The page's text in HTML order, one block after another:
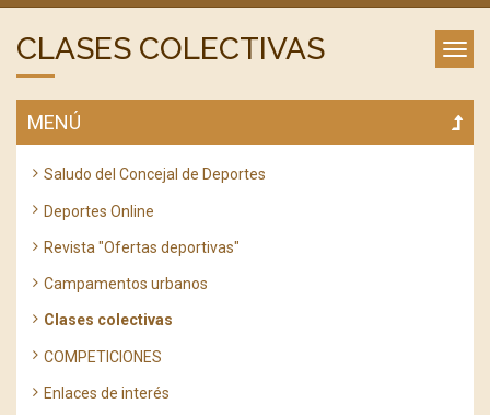
CLASES COLECTIVAS
MENÚ
Saludo del Concejal de Deportes
Deportes Online
Revista "Ofertas deportivas"
Campamentos urbanos
Clases colectivas
COMPETICIONES
Enlaces de interés